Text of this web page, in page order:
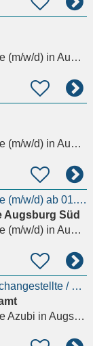
(m/w/d)in Augsburg, Innenstadt
(m/w/d)in Augsburg, Innenstadt
Medizinische Fachangestellte (m/w/d) ab 01.09.2026
Augsburg Süd
(m/w/d)in Augsburg
Ausbildung Medizinische Fachangestellte / Medizinischer Fachangestellter (m/w/d)
Azubi in Augsburg, Innenstadt